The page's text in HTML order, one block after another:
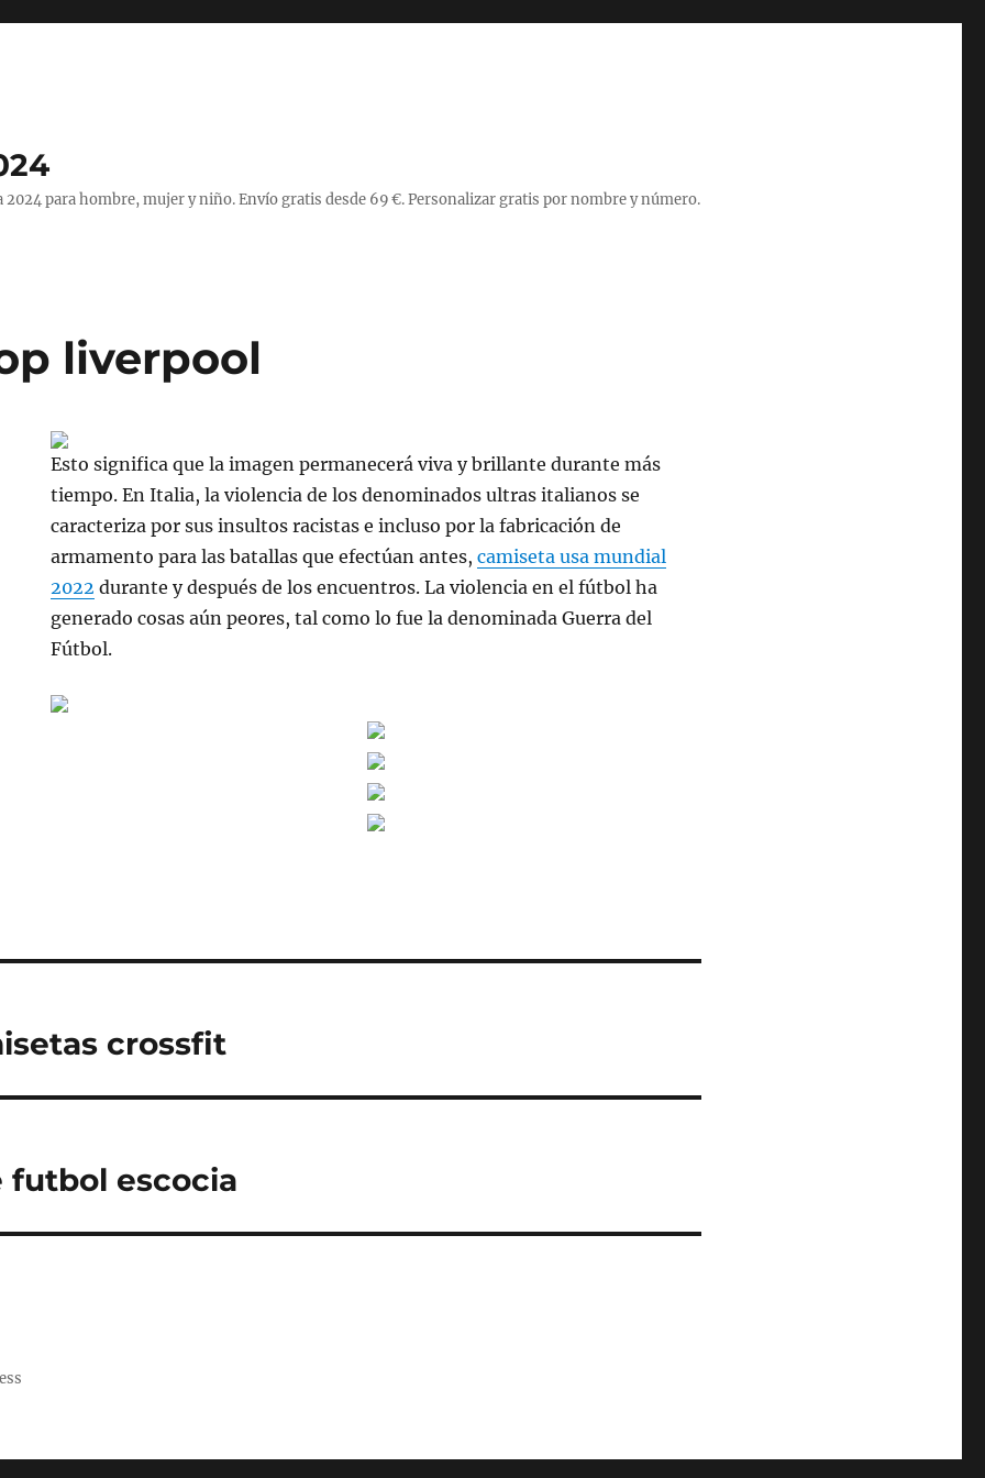
para hombre, mujer y niño. Envío gratis desde 69 €. Personalizar gratis por nombre y número.
liverpool
Esto significa que la imagen permanecerá viva y brillante durante más
tiempo. En Italia, la violencia de los denominados ultras italianos se
caracteriza por sus insultos racistas e incluso por la fabricación de
armamento para las batallas que efectúan antes,camiseta usa mundial
2022 durante y después de los encuentros. La violencia en el fútbol ha
generado cosas aún peores, tal como lo fue la denominada Guerra del
Fútbol.
crossfit
futbol escocia